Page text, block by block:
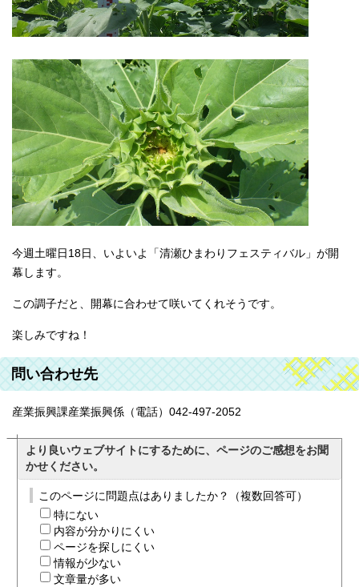
今週土曜日18日、いよいよ「清瀬ひまわりフェスティバル」が開
幕します。
この調子だと、開幕に合わせて咲いてくれそうです。
楽しみですね！
問い合わせ先
産業振興課産業振興係（電話）042-497-2052
より良いウェブサイトにするために、ページのご感想をお聞
かせください。
このページに問題点はありましたか？（複数回答可）
特にない
内容が分かりにくい
ページを探しにくい
情報が少ない
文章量が多い